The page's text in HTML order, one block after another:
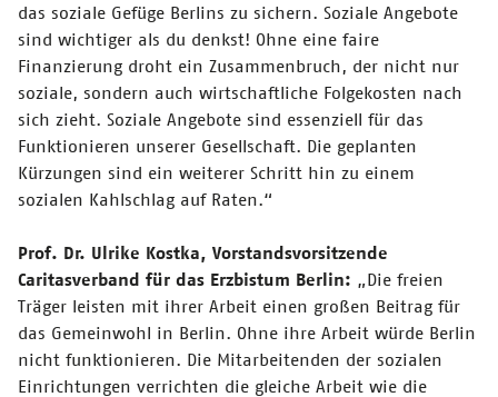
das soziale Gefüge Berlins zu sichern. Soziale Angebote
sind wichtiger als du denkst! Ohne eine faire
Finanzierung droht ein Zusammenbruch, der nicht nur
soziale, sondern auch wirtschaftliche Folgekosten nach
sich zieht. Soziale Angebote sind essenziell für das
Funktionieren unserer Gesellschaft. Die geplanten
Kürzungen sind ein weiterer Schritt hin zu einem
sozialen Kahlschlag auf Raten.“
Prof. Dr. Ulrike Kostka, Vorstandsvorsitzende
Caritasverband für das Erzbistum Berlin: „Die freien
Träger leisten mit ihrer Arbeit einen großen Beitrag für
das Gemeinwohl in Berlin. Ohne ihre Arbeit würde Berlin
nicht funktionieren. Die Mitarbeitenden der sozialen
Einrichtungen verrichten die gleiche Arbeit wie die